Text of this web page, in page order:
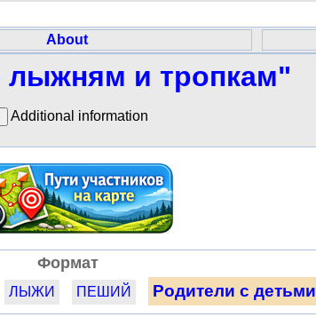
About
лыжням и тропкам"
Additional information
Формат
ЛЫЖИ ПЕШИЙ Родители с детьми